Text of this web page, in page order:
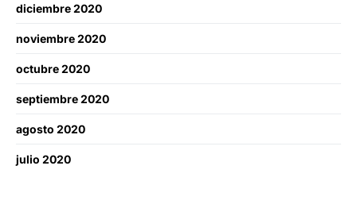
diciembre 2020
noviembre 2020
octubre 2020
septiembre 2020
agosto 2020
julio 2020